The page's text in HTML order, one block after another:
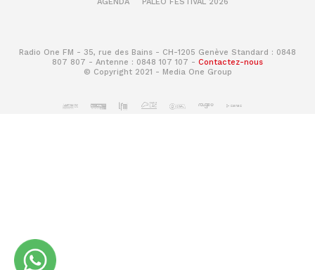
AGENDA
PALÉO FESTIVAL 2026
Radio One FM - 35, rue des Bains - CH-1205 Genève Standard : 0848
807 807 - Antenne : 0848 107 107 - Contactez-nous
© Copyright 2021 - Media One Group